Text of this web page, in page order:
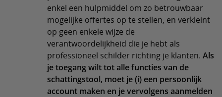
enkel een hulpmiddel om zo betrouwbaar
mogelijke offertes op te stellen, en verkleint
op geen enkele wijze de
verantwoordelijkheid die je hebt als
professioneel schilder richting je klanten. Als
je toegang wilt tot alle functies van de
schattingstool, moet je (i) een persoonlijk
account maken en je vervolgens aanmelden